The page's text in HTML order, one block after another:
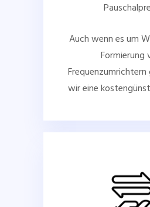
Auch wenn es um
Formierung
wir eine